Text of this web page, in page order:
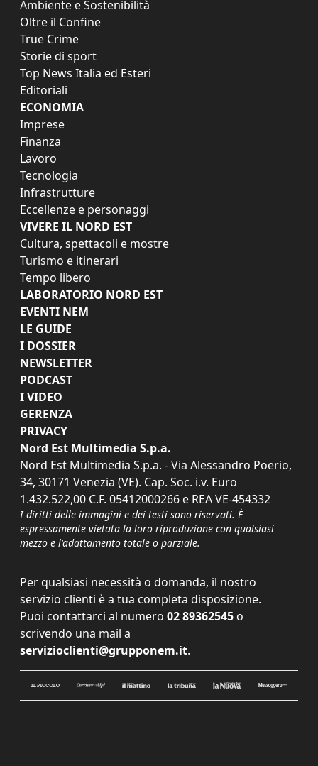
Ambiente e Sostenibilità
Oltre il Confine
True Crime
Storie di sport
Top News Italia ed Esteri
Editoriali
ECONOMIA
Imprese
Finanza
Lavoro
Tecnologia
Infrastrutture
Eccellenze e personaggi
VIVERE IL NORD EST
Cultura, spettacoli e mostre
Turismo e itinerari
Tempo libero
LABORATORIO NORD EST
EVENTI NEM
LE GUIDE
I DOSSIER
NEWSLETTER
PODCAST
I VIDEO
GERENZA
PRIVACY
Nord Est Multimedia S.p.a.
Nord Est Multimedia S.p.a. - Via Alessandro Poerio,
34, 30171 Venezia (VE). Cap. Soc. i.v. Euro
1.432.522,00 C.F. 05412000266 e REA VE-454332
I diritti delle immagini e dei testi sono riservati. È
espressamente vietata la loro riproduzione con qualsiasi
mezzo e l'adattamento totale o parziale.
Per qualsiasi necessità o domanda, il nostro
servizio clienti è a tua completa disposizione.
Puoi contattarci al numero 02 89362545 o
scrivendo una mail a
servizioclienti@grupponem.it.